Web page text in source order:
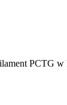
PCTG